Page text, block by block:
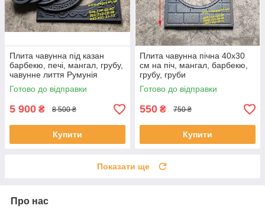
Плита чавунна під казан
барбекю, печі, мангал, грубу,
чавунне лиття Румунія
Готово до відправки
5 900 ₴ 8 500 ₴
Купити
Плита чавунна пічна 40х30
см на піч, мангал, барбекю,
грубу, груби
Готово до відправки
550 ₴ 750 ₴
Купити
Показати ще
Про нас